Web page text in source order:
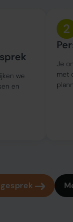
we
en
2
Je
met